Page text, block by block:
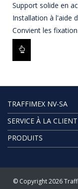
Support solide en
Installation à l'aide
Convient les
TRAFFIMEX NV-SA
SERVICE À LA
PRODUITS
© Copyright 2026